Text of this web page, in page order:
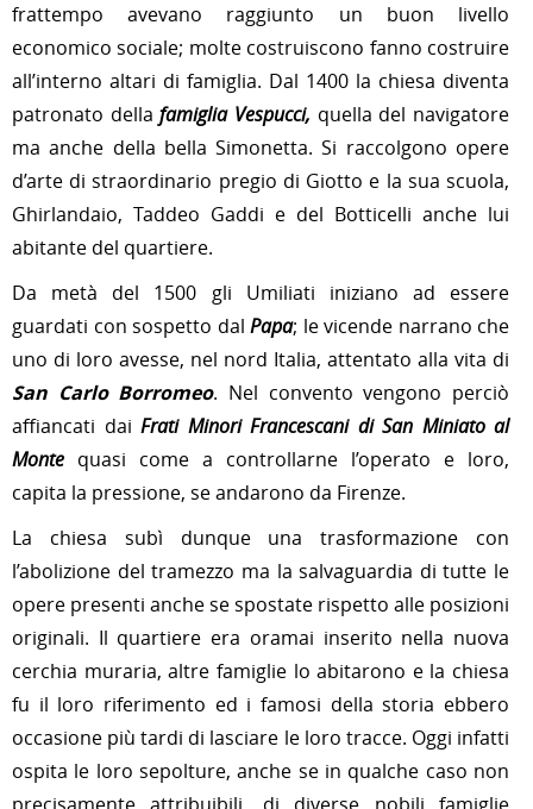
frattempo avevano raggiunto un buon livello
economico sociale; molte costruiscono fanno costruire
all’interno altari di famiglia. Dal 1400 la chiesa diventa
patronato della famiglia Vespucci, quella del navigatore
ma anche della bella Simonetta. Si raccolgono opere
d’arte di straordinario pregio di Giotto e la sua scuola,
Ghirlandaio, Taddeo Gaddi e del Botticelli anche lui
abitante del quartiere.
Da metà del 1500 gli Umiliati iniziano ad essere
guardati con sospetto dal Papa; le vicende narrano che
uno di loro avesse, nel nord Italia, attentato alla vita di
San Carlo Borromeo. Nel convento vengono perciò
affiancati dai Frati Minori Francescani di San Miniato al
Monte quasi come a controllarne l’operato e loro,
capita la pressione, se andarono da Firenze.
La chiesa subì dunque una trasformazione con
l’abolizione del tramezzo ma la salvaguardia di tutte le
opere presenti anche se spostate rispetto alle posizioni
originali. Il quartiere era oramai inserito nella nuova
cerchia muraria, altre famiglie lo abitarono e la chiesa
fu il loro riferimento ed i famosi della storia ebbero
occasione più tardi di lasciare le loro tracce. Oggi infatti
ospita le loro sepolture, anche se in qualche caso non